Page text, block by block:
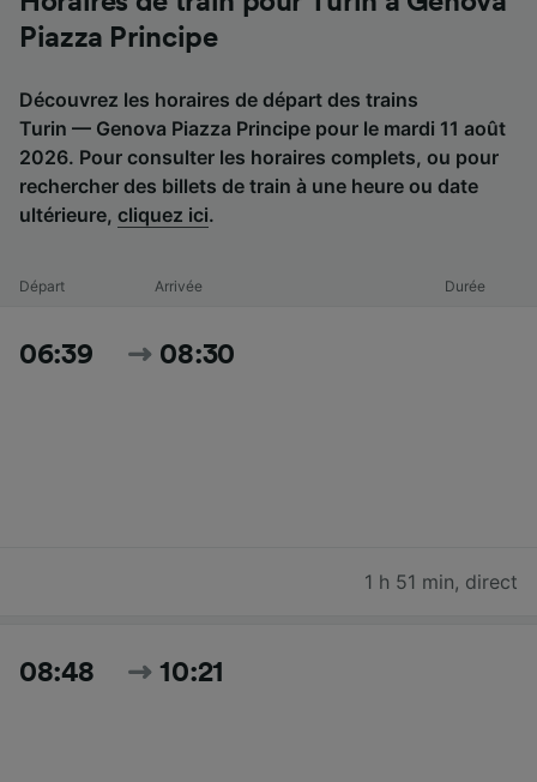
Piazza Principe
Découvrez les horaires de départ des trains
Turin — Genova Piazza Principe pour le mardi 11 août
2026. Pour consulter les horaires complets, ou pour
rechercher des billets de train à une heure ou date
ultérieure, cliquez ici.
Départ Arrivée Durée
06:39 08:30
1 h 51 min, direct
08:48 10:21